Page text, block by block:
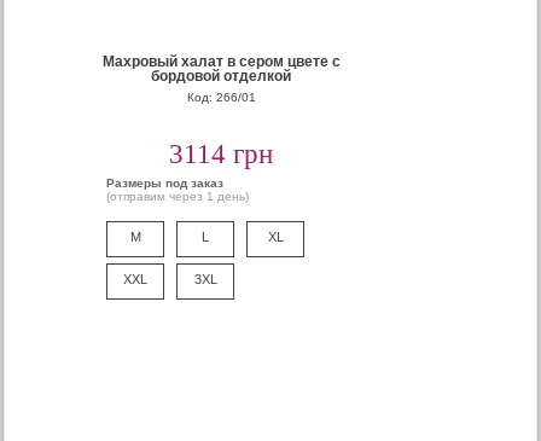
Махровый халат в сером цвете с
бордовой отделкой
Код: 266/01
3114 грн
Размеры под заказ
(отправим через 1 день)
M L XL
XXL 3XL